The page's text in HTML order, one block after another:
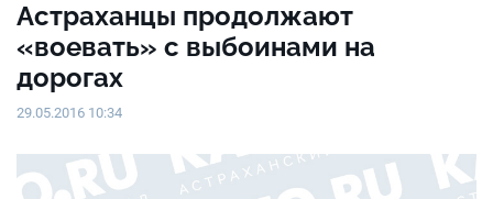
Астраханцы продолжают
«воевать» с выбоинами на
дорогах
29.05.2016 10:34